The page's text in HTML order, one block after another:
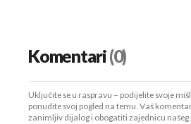
Komentari(0)
Uključite se u raspravu – podijelite svoje
ponudite svoj pogled na temu. Vaš
zanimljiv dijalog i obogatiti zajednicu našeg